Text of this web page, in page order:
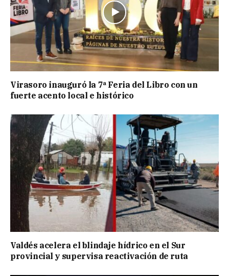
Virasoro inauguró la 7ª Feria del Libro con un
fuerte acento local e histórico
Valdés acelera el blindaje hídrico en el Sur
provincial y supervisa reactivación de ruta